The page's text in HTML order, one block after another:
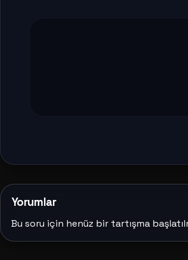
Yorumlar
Bu soru için henüz bir tartışma